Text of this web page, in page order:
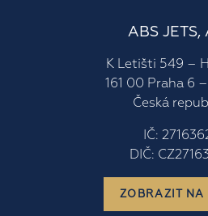
ABS JETS,
K Letišti 549 –
161 00 Praha 6
Česká
IČ:
DIČ:
ZOBRAZIT NA